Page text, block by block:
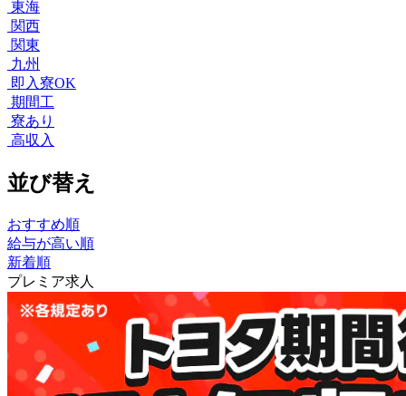
東海
関西
関東
九州
即入寮OK
期間工
寮あり
高収入
並び替え
おすすめ順
給与が高い順
新着順
プレミア求人